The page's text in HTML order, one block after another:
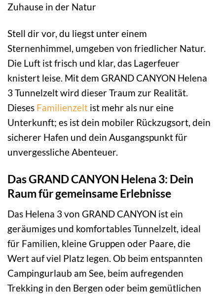
Zuhause in der Natur
Stell dir vor, du liegst unter einem
Sternenhimmel, umgeben von friedlicher Natur.
Die Luft ist frisch und klar, das Lagerfeuer
knistert leise. Mit dem GRAND CANYON Helena
3 Tunnelzelt wird dieser Traum zur Realität.
Dieses Familienzelt ist mehr als nur eine
Unterkunft; es ist dein mobiler Rückzugsort, dein
sicherer Hafen und dein Ausgangspunkt für
unvergessliche Abenteuer.
Das GRAND CANYON Helena 3: Dein
Raum für gemeinsame Erlebnisse
Das Helena 3 von GRAND CANYON ist ein
geräumiges und komfortables Tunnelzelt, ideal
für Familien, kleine Gruppen oder Paare, die
Wert auf viel Platz legen. Ob beim entspannten
Campingurlaub am See, beim aufregenden
Trekking in den Bergen oder beim gemütlichen